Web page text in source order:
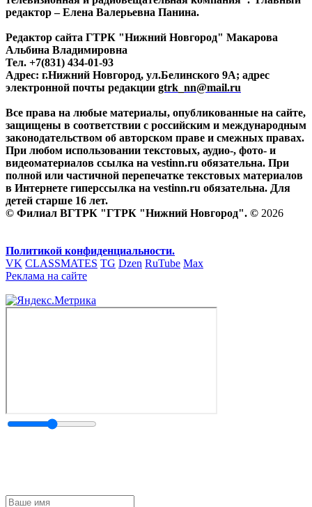
редактор – Елена Валерьевна Панина.
Редактор сайта ГТРК "Нижний Новгород" Макарова
Альбина Владимировна
Тел. +7(831) 434-01-93
Адрес: г.Нижний Новгород, ул.Белинского 9А; адрес
электронной почты редакции gtrk_nn@mail.ru
Все права на любые материалы, опубликованные на сайте,
защищены в соответствии с российским и международным
законодательством об авторском праве и смежных правах.
При любом использовании текстовых, аудио-, фото- и
видеоматериалов ссылка на vestinn.ru обязательна. При
полной или частичной перепечатке текстовых материалов
в Интернете гиперссылка на vestinn.ru обязательна. Для
детей старше 16 лет.
© Филиал ВГТРК "ГТРК "Нижний Новгород". © 2026
Политикой конфиденциальности.
VK CLASSMATES TG Dzen RuTube Max
Реклама на сайте